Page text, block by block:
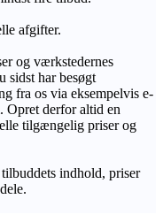
afgifter.
og værkstedernes
sidst har besøgt
fra os via eksempelvis e-
Opret derfor altid en
tilgængelig priser og
indhold, priser